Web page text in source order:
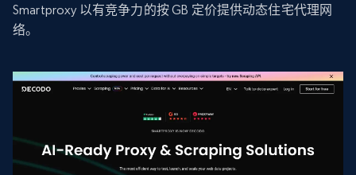
Smartproxy 以有竞争力的按 GB 定价提供动态住宅代理网
络。